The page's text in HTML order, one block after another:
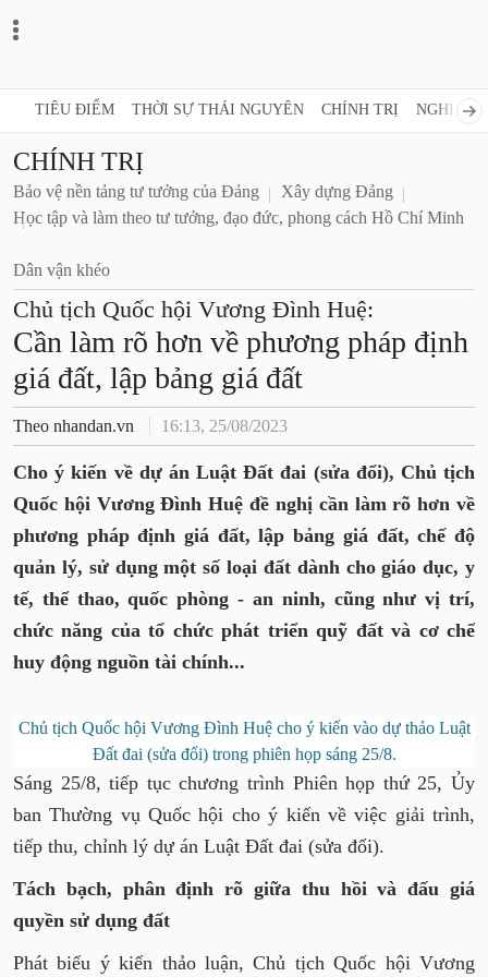
TIÊU ĐIỂM THỜI SỰ THÁI NGUYÊN CHÍNH TRỊ NGHỊ
CHÍNH TRỊ
Bảo vệ nền tảng tư tưởng của Đảng
Xây dựng Đảng
Học tập và làm theo tư tưởng, đạo đức, phong cách Hồ Chí Minh
Dân vận khéo
Chủ tịch Quốc hội Vương Đình Huệ:
Cần làm rõ hơn về phương pháp định
giá đất, lập bảng giá đất
Theo nhandan.vn 16:13, 25/08/2023
Cho ý kiến về dự án Luật Đất đai (sửa đổi), Chủ tịch
Quốc hội Vương Đình Huệ đề nghị cần làm rõ hơn về
phương pháp định giá đất, lập bảng giá đất, chế độ
quản lý, sử dụng một số loại đất dành cho giáo dục, y
tế, thể thao, quốc phòng - an ninh, cũng như vị trí,
chức năng của tổ chức phát triển quỹ đất và cơ chế
huy động nguồn tài chính...
Chủ tịch Quốc hội Vương Đình Huệ cho ý kiến vào dự thảo Luật
Đất đai (sửa đổi) trong phiên họp sáng 25/8.
Sáng 25/8, tiếp tục chương trình Phiên họp thứ 25, Ủy
ban Thường vụ Quốc hội cho ý kiến về việc giải trình,
tiếp thu, chỉnh lý dự án Luật Đất đai (sửa đổi).
Tách bạch, phân định rõ giữa thu hồi và đấu giá
quyền sử dụng đất
Phát biểu ý kiến thảo luận, Chủ tịch Quốc hội Vương